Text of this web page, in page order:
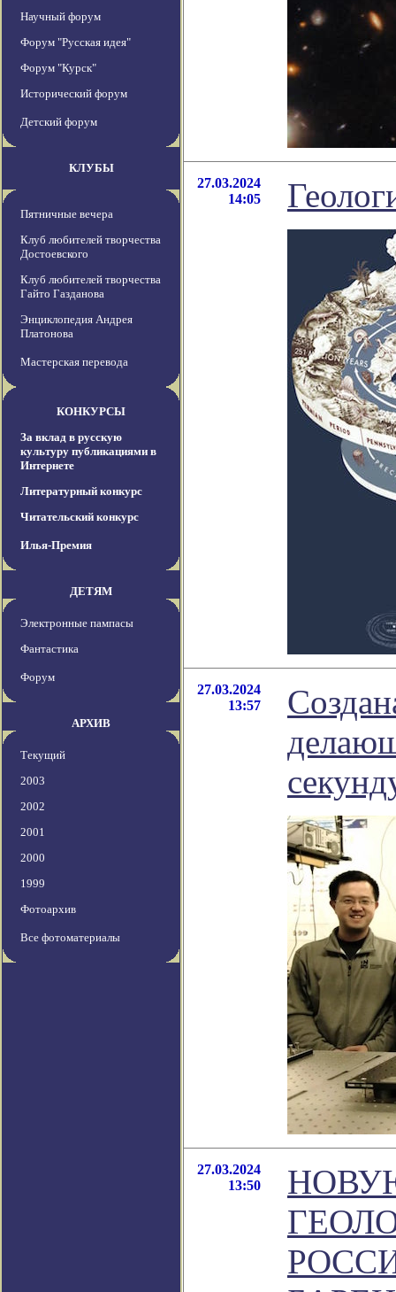
Научный форум
Форум "Русская идея"
Форум "Курск"
Исторический форум
Детский форум
КЛУБЫ
Пятничные вечера
Клуб любителей творчества
Достоевского
Клуб любителей творчества
Гайто Газданова
Энциклопедия Андрея
Платонова
Мастерская перевода
КОНКУРСЫ
За вклад в русскую
культуру публикациями в
Интернете
Литературный конкурс
Читательский конкурс
Илья-Премия
ДЕТЯМ
Электронные пампасы
Фантастика
Форум
АРХИВ
Текущий
2003
2002
2001
2000
1999
Фотоархив
Все фотоматериалы
27.03.2024
14:05
27.03.2024
13:57
27.03.2024
13:50